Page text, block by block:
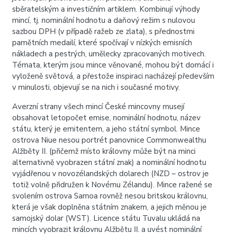
sběratelským a investičním artiklem. Kombinují výhody
mincí, tj. nominální hodnotu a daňový režim s nulovou
sazbou DPH (v případě ražeb ze zlata), s přednostmi
pamětních medailí, které spočívají v nízkých emisních
nákladech a pestrých, umělecky zpracovaných motivech.
Témata, kterým jsou mince věnované, mohou být domácí i
vyloženě světová, a přestože inspiraci nacházejí především
v minulosti, objevují se na nich i současné motivy.
Averzní strany všech mincí České mincovny musejí
obsahovat letopočet emise, nominální hodnotu, název
státu, který je emitentem, a jeho státní symbol. Mince
ostrova Niue nesou portrét panovnice Commonwealthu
Alžběty II. (přičemž místo královny může být na minci
alternativně vyobrazen státní znak) a nominální hodnotu
vyjádřenou v novozélandských dolarech (NZD – ostrov je
totiž volně přidružen k Novému Zélandu). Mince ražené se
svolením ostrova Samoa rovněž nesou britskou královnu,
která je však doplněna státním znakem, a jejich měnou je
samojský dolar (WST). Licence státu Tuvalu ukládá na
mincích vyobrazit královnu Alžbětu II. a uvést nominální